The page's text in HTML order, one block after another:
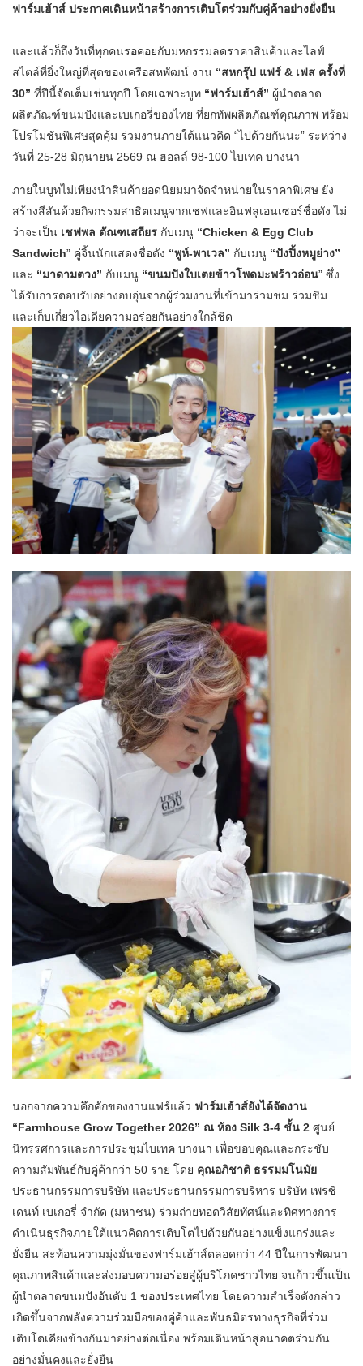
ฟาร์มเฮ้าส์ ประกาศเดินหน้าสร้างการเติบโตร่วมกับคู่ค้าอย่างยั่งยืน
และแล้วก็ถึงวันที่ทุกคนรอคอยกับมหกรรมลดราคาสินค้าและไลฟ์
สไตล์ที่ยิ่งใหญ่ที่สุดของเครือสหพัฒน์ งาน “สหกรุ๊ป แฟร์ & เฟส ครั้งที่
30” ที่ปีนี้จัดเต็มเช่นทุกปี โดยเฉพาะบูท “ฟาร์มเฮ้าส์” ผู้นำตลาด
ผลิตภัณฑ์ขนมปังและเบเกอรี่ของไทย ที่ยกทัพผลิตภัณฑ์คุณภาพ พร้อม
โปรโมชันพิเศษสุดคุ้ม ร่วมงานภายใต้แนวคิด “ไปด้วยกันนะ” ระหว่าง
วันที่ 25-28 มิถุนายน 2569 ณ ฮอลล์ 98-100 ไบเทค บางนา
ภายในบูทไม่เพียงนำสินค้ายอดนิยมมาจัดจำหน่ายในราคาพิเศษ ยัง
สร้างสีสันด้วยกิจกรรมสาธิตเมนูจากเชฟและอินฟลูเอนเซอร์ชื่อดัง ไม่
ว่าจะเป็น เชฟพล ตัณฑเสถียร กับเมนู “Chicken & Egg Club
Sandwich” คู่จิ้นนักแสดงชื่อดัง “พูห์-พาเวล” กับเมนู “ปังปิ้งหมูย่าง”
และ “มาดามตวง” กับเมนู “ขนมปังใบเตยข้าวโพดมะพร้าวอ่อน” ซึ่ง
ได้รับการตอบรับอย่างอบอุ่นจากผู้ร่วมงานที่เข้ามาร่วมชม ร่วมชิม
และเก็บเกี่ยวไอเดียความอร่อยกันอย่างใกล้ชิด
นอกจากความคึกคักของงานแฟร์แล้ว ฟาร์มเฮ้าส์ยังได้จัดงาน
“Farmhouse Grow Together 2026” ณ ห้อง Silk 3-4 ชั้น 2 ศูนย์
นิทรรศการและการประชุมไบเทค บางนา เพื่อขอบคุณและกระชับ
ความสัมพันธ์กับคู่ค้ากว่า 50 ราย โดย คุณอภิชาติ ธรรมมโนมัย
ประธานกรรมการบริษัท และประธานกรรมการบริหาร บริษัท เพรซิ
เดนท์ เบเกอรี่ จำกัด (มหาชน) ร่วมถ่ายทอดวิสัยทัศน์และทิศทางการ
ดำเนินธุรกิจภายใต้แนวคิดการเติบโตไปด้วยกันอย่างแข็งแกร่งและ
ยั่งยืน สะท้อนความมุ่งมั่นของฟาร์มเฮ้าส์ตลอดกว่า 44 ปีในการพัฒนา
คุณภาพสินค้าและส่งมอบความอร่อยสู่ผู้บริโภคชาวไทย จนก้าวขึ้นเป็น
ผู้นำตลาดขนมปังอันดับ 1 ของประเทศไทย โดยความสำเร็จดังกล่าว
เกิดขึ้นจากพลังความร่วมมือของคู่ค้าและพันธมิตรทางธุรกิจที่ร่วม
เติบโตเคียงข้างกันมาอย่างต่อเนื่อง พร้อมเดินหน้าสู่อนาคตร่วมกัน
อย่างมั่นคงและยั่งยืน